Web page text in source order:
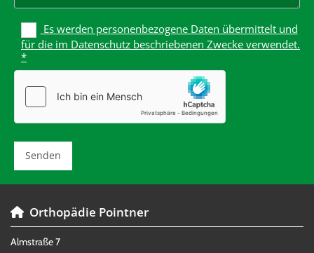
Es werden personenbezogene Daten übermittelt und
für die im Datenschutz beschriebenen Zwecke verwendet.
*
 Orthopädie Pointner
Almstraße 7